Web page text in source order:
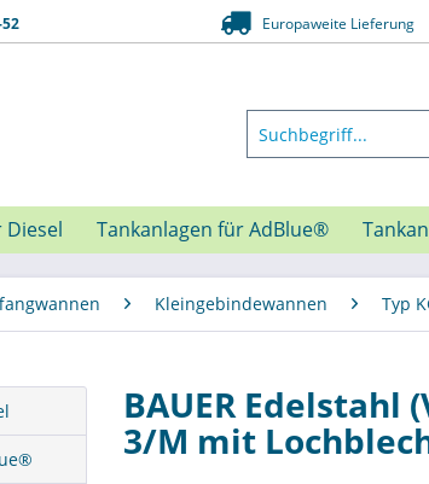
Europaweite Lieferung
Diesel Tankanlagen für AdBlue®
Kleingebindewannen Typ
BAUER Edelstahl
3/M mit